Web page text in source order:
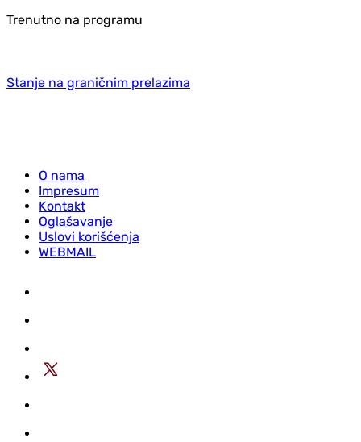
Trenutno na programu
Stanje na graničnim prelazima
O nama
Impresum
Kontakt
Oglašavanje
Uslovi korišćenja
WEBMAIL